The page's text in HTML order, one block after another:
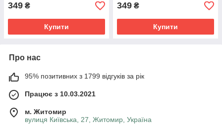
349 ₴
Купити
349 ₴
Купити
Про нас
95% позитивних з 1799 відгуків за рік
Працює з 10.03.2021
м. Житомир
вулиця Київська, 27, Житомир, Україна